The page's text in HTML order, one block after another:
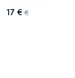
17 € €